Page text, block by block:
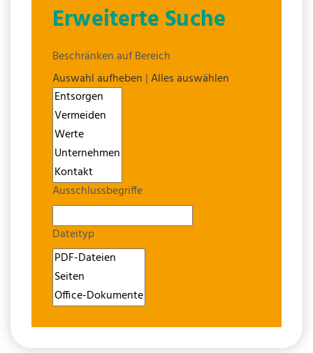
Erweiterte Suche
Beschränken auf Bereich
Auswahl aufheben |Alles auswählen
Ausschlussbegriffe
Dateityp